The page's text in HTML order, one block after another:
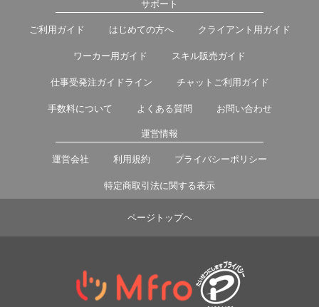
サポート
ご利用ガイド はじめての方へ クライアント用ガイド
ワーカー用ガイド スキル販売ガイド
仕事受発注ガイドライン チャットご利用ガイド
手数料について よくある質問 お問い合わせ
運営情報
運営会社 利用規約 プライバシーポリシー
特定商取引法に関する表示
ページトップヘ